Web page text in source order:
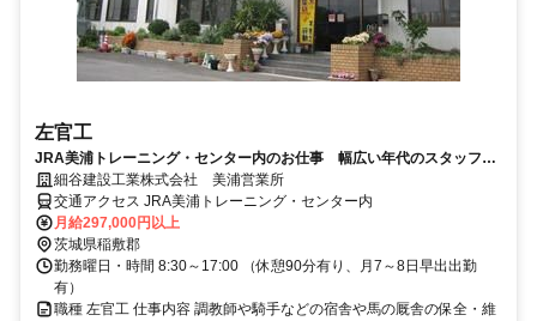
左官工
JRA美浦トレーニング・センター内のお仕事 幅広い年代のスタッフが
活躍中の職場 正社員募集！
細谷建設工業株式会社 美浦営業所
交通アクセス JRA美浦トレーニング・センター内
月給297,000円以上
茨城県稲敷郡
勤務曜日・時間 8:30～17:00 （休憩90分有り、月7～8日早出出勤
有）
職種 左官工 仕事内容 調教師や騎手などの宿舎や馬の厩舎の保全・維